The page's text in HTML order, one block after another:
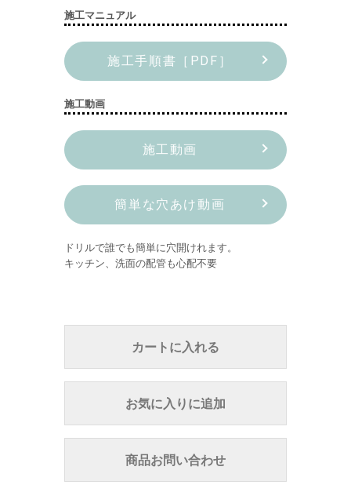
施工マニュアル
施工手順書［PDF］
施工動画
施工動画
簡単な穴あけ動画
ドリルで誰でも簡単に穴開けれます。
キッチン、洗面の配管も心配不要
カートに入れる
お気に入りに追加
商品お問い合わせ